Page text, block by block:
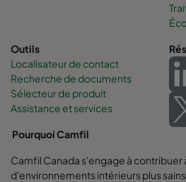
Outils
Localisateur de contact
Recherche de documents
Sélecteur de produit
Assistance et services
Pourquoi Camfil
Camfil Canada s'engage à contribuer
d'environnements intérieurs plus